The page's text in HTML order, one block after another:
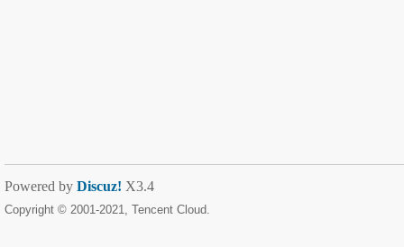
Powered by Discuz! X3.4
Copyright © 2001-2021, Tencent Cloud.